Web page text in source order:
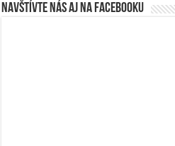
Navštívte nás aj na Facebooku